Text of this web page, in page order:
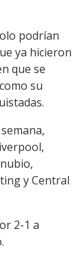
podrían
ya hicieron
que se
su
y Central
2-1 a